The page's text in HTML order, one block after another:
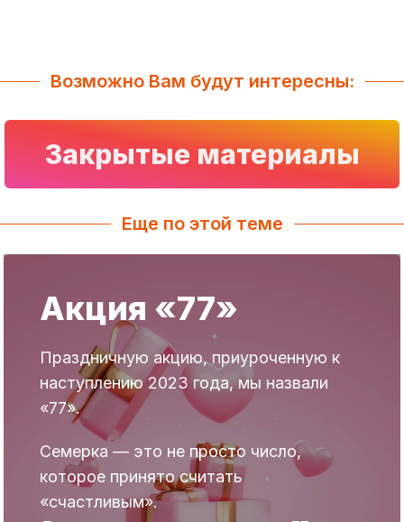
Возможно Вам будут интересны:
Закрытые материалы
Еще по этой теме
Акция «77»
Праздничную акцию, приуроченную к
наступлению 2023 года, мы назвали
«77».
Семерка — это не просто число,
которое принято считать
«счастливым».